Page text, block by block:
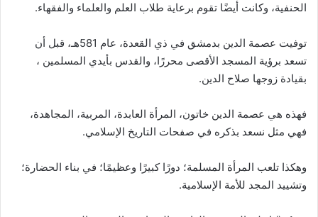
الحنفية، وكانت أيضًا تقوم برعاية طلاب العلم والعلماء والفقهاء.
توفيت عصمة الدين بدمشق في ذي القعدة، عام 581هـ، قبل أن
تسعد برؤية المسجد الأقصى محررًا، والقدس بأيدي المسلمين ،
بقيادة زوجها صلاح الدين.
فهذه هي عصمة الدين خاتون، المرأة العابدة، المربية، المجاهدة،
فهي مثل نسعد بذكره في صفحات التاريخ الإسلامي.
وهكذا تلعب المرأة المسلمة؛ دورًا كبيرًا وعظيمًا؛ في بناء الحضارة؛
وتشييد المجد للأمة الإسلامية.